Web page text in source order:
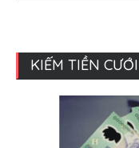
KIẾM TIỀN